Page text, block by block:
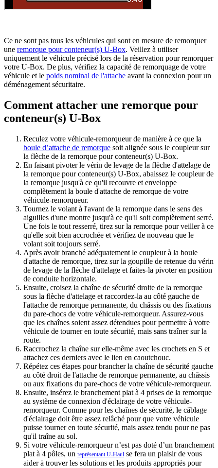
Ce ne sont pas tous les véhicules qui sont en mesure de remorquer
une remorque pour conteneur(s) U-Box. Veillez à utiliser
uniquement le véhicule précisé lors de la réservation pour remorquer
votre U-Box. De plus, vérifiez la capacité de remorquage de votre
véhicule et le poids nominal de l'attache avant la connexion pour un
déménagement sécuritaire.
Comment attacher une remorque pour
conteneur(s) U-Box
Reculez votre véhicule-remorqueur de manière à ce que la
boule d’attache de remorque soit alignée sous le coupleur sur
la flèche de la remorque pour conteneur(s) U-Box.
En faisant pivoter le vérin de levage de la flèche d'attelage de
la remorque pour conteneur(s) U-Box, abaissez le coupleur de
la remorque jusqu'à ce qu'il recouvre et enveloppe
complètement la boule d'attache de remorque de votre
véhicule-remorqueur.
Tournez le volant à l'avant de la remorque dans le sens des
aiguilles d'une montre jusqu'à ce qu'il soit complètement serré.
Une fois le tout resserré, tirez sur la remorque pour veiller à ce
qu'elle soit bien accrochée et vérifiez de nouveau que le
volant soit toujours serré.
Après avoir branché adéquatement le coupleur à la boule
d'attache de remorque, tirez sur la goupille de retenue du vérin
de levage de la flèche d'attelage et faites-la pivoter en position
de conduite horizontale.
Ensuite, croisez la chaîne de sécurité droite de la remorque
sous la flèche d'attelage et raccordez-la au côté gauche de
l'attache de remorque permanente, du châssis ou des fixations
du pare-chocs de votre véhicule-remorqueur. Assurez-vous
que les chaînes soient assez détendues pour permettre à votre
véhicule de tourner en toute sécurité, mais sans traîner sur la
route.
Raccrochez la chaîne sur elle-même avec les crochets en S et
attachez ces derniers avec le lien en caoutchouc.
Répétez ces étapes pour brancher la chaîne de sécurité gauche
au côté droit de l'attache de remorque permanente, au châssis
ou aux fixations du pare-chocs de votre véhicule-remorqueur.
Ensuite, insérez le branchement plat à 4 prises de la remorque
au système de connexion d'éclairage de votre véhicule-
remorqueur. Comme pour les chaînes de sécurité, le câblage
d'éclairage doit être assez relâché pour que votre véhicule
puisse tourner en toute sécurité, mais assez tendu pour ne pas
qu'il traîne au sol.
Si votre véhicule-remorqueur n’est pas doté d’un branchement
plat à 4 pôles, un représentant U-Haul se fera un plaisir de vous
aider à trouver les solutions et les produits appropriés pour